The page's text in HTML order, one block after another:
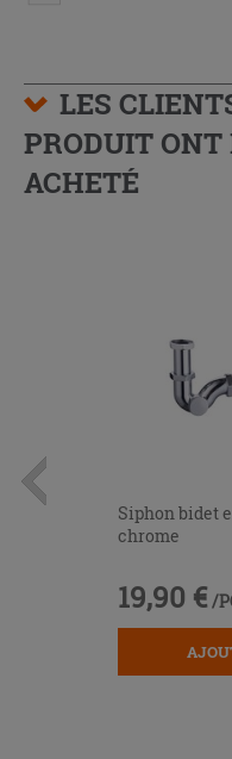
LES
PRODUIT
ACHETÉ
Siphon bidet
chrome
19,90 € /